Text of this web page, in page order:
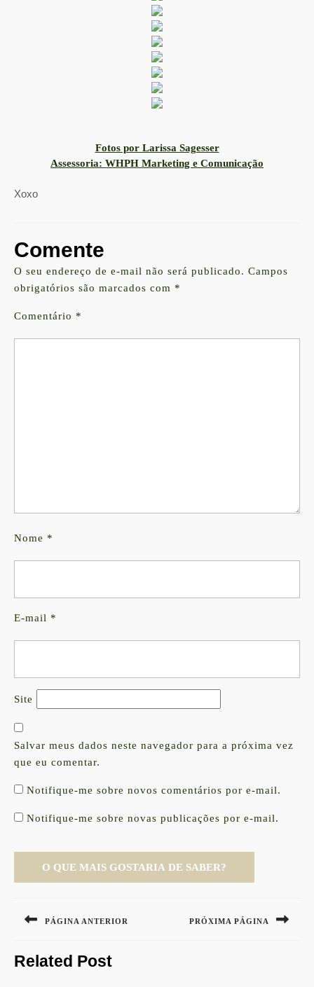
Fotos por Larissa Sagesser
Assessoria: WHPH Marketing e Comunicação
Xoxo
Comente
O seu endereço de e-mail não será publicado. Campos
obrigatórios são marcados com *
Comentário *
Nome *
E-mail *
Site
Salvar meus dados neste navegador para a próxima vez
que eu comentar.
Notifique-me sobre novos comentários por e-mail.
Notifique-me sobre novas publicações por e-mail.
de
PÁGINA ANTERIOR
post:
PRÓXIMA PÁGINA
Related Post